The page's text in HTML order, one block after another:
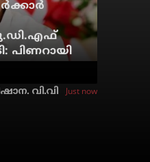
പിണറായി
വി.വി Just now